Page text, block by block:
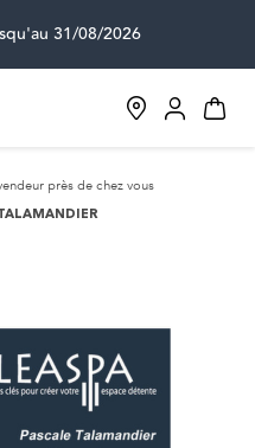
31/08/2026
près de chez vous